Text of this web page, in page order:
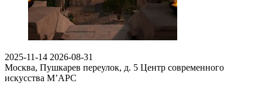
2025-11-14 2026-08-31
Москва, Пушкарев переулок, д. 5 Центр современного
искусства М’АРС